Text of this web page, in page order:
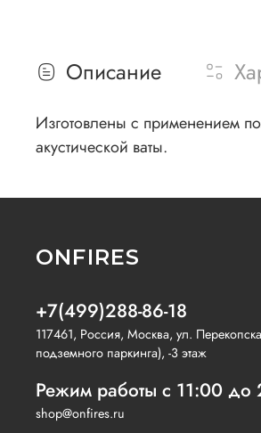
Описание
Изготовлены с применением
акустической ваты.
ONFIRES
+7(499)288-86-18
117461, Россия, Москва, ул.
подземного паркинга), -3 этаж
Режим работы с 11:00 до
shop@onfires.ru